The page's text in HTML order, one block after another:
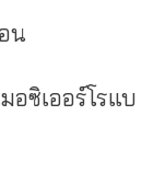
น
อซิเออร์โรแบ